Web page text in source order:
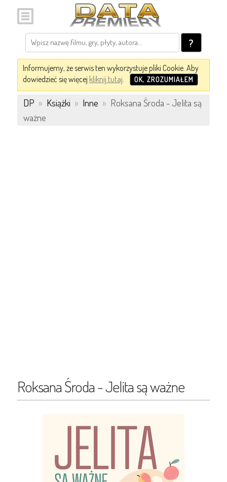
?
Informujemy, że serwis ten wykorzystuje pliki Cookie. Aby
dowiedzieć się więcej kliknij tutaj. OK, ZROZUMIAŁEM
DP » Książki » Inne » Roksana Środa - Jelita są
ważne
Roksana Środa - Jelita są ważne